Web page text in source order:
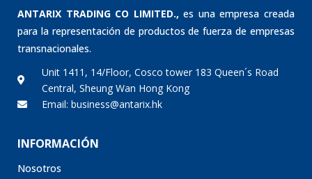
ANTARIX TRADING CO LIMITED.,
es una empresa creada
para la representación de productos de fuerza de empresas
transnacionales.
Unit 1411, 14/Floor, Cosco tower 183 Queen´s Road
Central, Sheung Wan Hong Kong
Email: business@antarix.hk
INFORMACIÓN
Nosotros